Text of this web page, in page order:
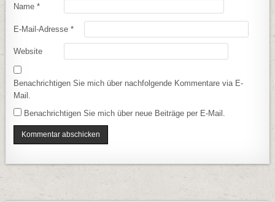
Name*
E-Mail-Adresse*
Website
Benachrichtigen Sie mich über nachfolgende Kommentare via E-
Mail.
Benachrichtigen Sie mich über neue Beiträge per E-Mail.